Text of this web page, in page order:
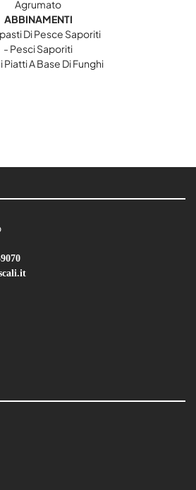
Agrumato
ABBINAMENTI
Di Pesce Saporiti
- Pesci Saporiti
Piatti A Base Di Funghi